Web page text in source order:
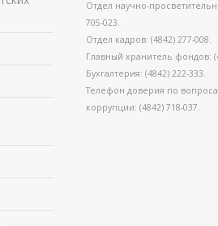
Отдел научно-
705-023.
Отдел кадров: (4842) 277-008.
Главный хранитель фондов:
Бухгалтерия: (4842) 222-333.
Телефон доверия по
коррупции: (4842) 718-037.